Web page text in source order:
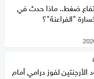
ضغط.. ماذا حدث في
"الفراعنة"؟
لفوز درامي أمام